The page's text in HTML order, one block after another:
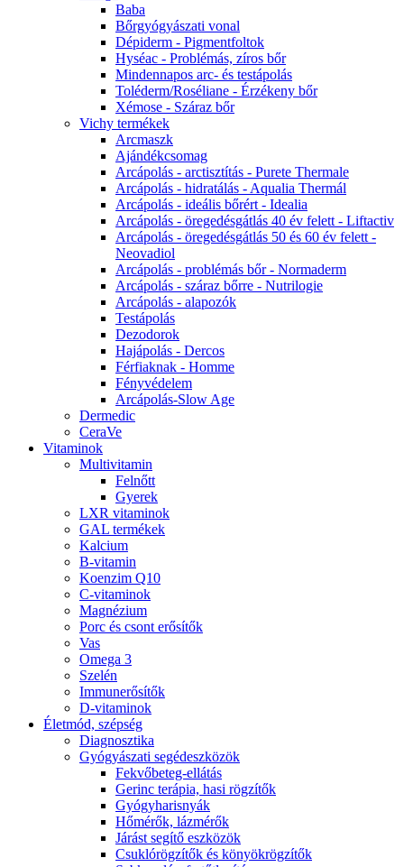
Baba
Bőrgyógyászati vonal
Dépiderm - Pigmentfoltok
Hyséac - Problémás, zíros bőr
Mindennapos arc- és testápolás
Toléderm/Roséliane - Érzékeny bőr
Xémose - Száraz bőr
Vichy termékek
Arcmaszk
Ajándékcsomag
Arcápolás - arctisztítás - Purete Thermale
Arcápolás - hidratálás - Aqualia Thermál
Arcápolás - ideális bőrért - Idealia
Arcápolás - öregedésgátlás 40 év felett - Liftactiv
Arcápolás - öregedésgátlás 50 és 60 év felett -
Neovadiol
Arcápolás - problémás bőr - Normaderm
Arcápolás - száraz bőrre - Nutrilogie
Arcápolás - alapozók
Testápolás
Dezodorok
Hajápolás - Dercos
Férfiaknak - Homme
Fényvédelem
Arcápolás-Slow Age
Dermedic
CeraVe
Vitaminok
Multivitamin
Felnőtt
Gyerek
LXR vitaminok
GAL termékek
Kalcium
B-vitamin
Koenzim Q10
C-vitaminok
Magnézium
Porc és csont erősítők
Vas
Omega 3
Szelén
Immunerősítők
D-vitaminok
Életmód, szépség
Diagnosztika
Gyógyászati segédeszközök
Fekvőbeteg-ellátás
Gerinc terápia, hasi rögzítők
Gyógyharisnyák
Hőmérők, lázmérők
Járást segítő eszközök
Csuklórögzítők és könyökrögzítők